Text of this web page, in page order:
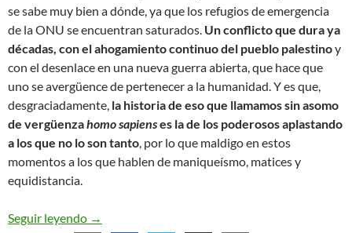
se sabe muy bien a dónde, ya que los refugios de emergencia
de la ONU se encuentran saturados. Un conflicto que dura ya
décadas, con el ahogamiento continuo del pueblo palestinoy
con el desenlace en una nueva guerra abierta, que hace que
uno se avergüence de pertenecer a la humanidad. Y es que,
desgraciadamente, la historia de eso que llamamos sin asomo
de vergüenzahomo sapienses la de los poderosos aplastando
a los que no lo son tanto, por lo que maldigo en estos
momentos a los que hablen de maniqueísmo, matices y
equidistancia.
Seguir leyendo Vergüenza para la humanidad
→